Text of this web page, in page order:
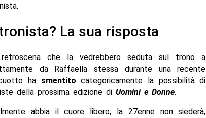
La sua risposta
che la vedrebbero seduta sul trono a
da Raffaella stessa durante una recente
ha smentito categoricamente la possibilità di
della prossima edizione di Uomini e Donne.
abbia il cuore libero, la 27enne non siederà,